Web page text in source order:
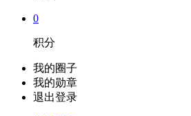
0
积分
我的圈子
我的勋章
退出登录